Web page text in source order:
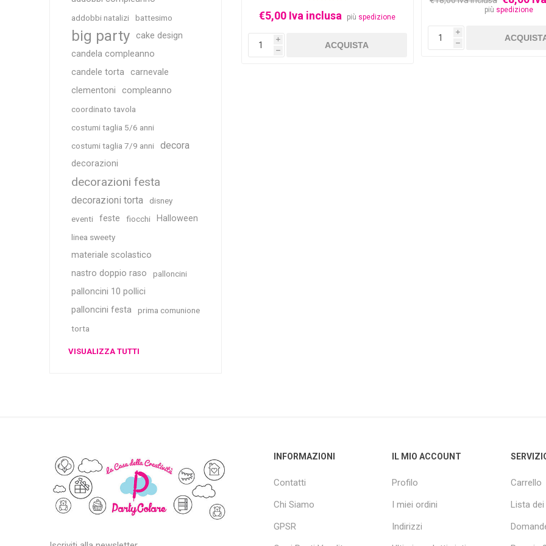
€5,00 Iva inclusa più
i
h
€5,00 Iva inclusa più spedizione
i
h
più spedizione
i
h
addobbi natalizi battesimo
big party
cake design
candela compleanno
candele torta
carnevale
clementoni
compleanno
coordinato tavola
costumi taglia 5/6 anni
costumi taglia 7/9 anni
decora
decorazioni
decorazioni festa
decorazioni torta
disney
eventi
feste fiocchi Halloween
linea sweety
materiale scolastico
nastro doppio raso
palloncini
palloncini 10 pollici
palloncini festa
prima comunione
torta
VISUALIZZA TUTTI
INFORMAZIONI
Contatti
Chi Siamo
GPSR
IL MIO ACCOUNT
Profilo
I miei ordini
Indirizzi
Carrello
Lista